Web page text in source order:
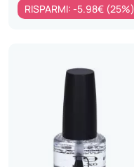
RISPARMI: -5.98€ (25%)